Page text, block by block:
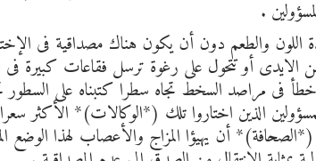
.
اللون والطعم دون أن يكون هناك مصداقية فى
من الايدى أو تتحول على رغوة ترسل فقاعات كبيرة
خطأ فى مراصد السخط تجاه سطرا كتبناه على السطور
الذين اختاروا تلك (*الوكالات)* الأكثر
أن يهيؤا المزاج والأعصاب لهذا الوضع